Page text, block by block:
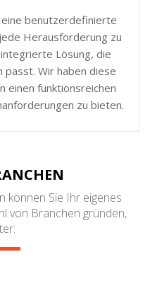
benutzerdefinierte
Herausforderung zu
Lösung, die
Wir haben diese
einen funktionsreichen
zu bieten.
können Sie Ihr eigenes
von Branchen gründen,